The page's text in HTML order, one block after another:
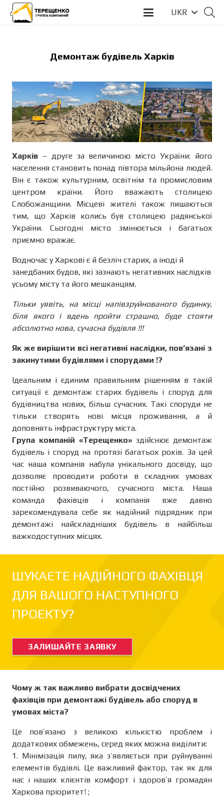
UKR
Демонтаж будівель Харків
Харків – друге за величиною місто України: його
населення становить понад півтора мільйона людей.
Він є також культурним, освітнім та промисловим
центром країни. Його вважають столицею
Слобожанщини. Місцеві жителі також пишаються
тим, що Харків колись був столицею радянської
України. Сьогодні місто змінюється і багатьох
приємно вражає.
Водночас у Харкові є й безліч старих, а іноді й
занедбаних будов, які зазнають негативних наслідків
усьому місту та його мешканцям.
Тільки уявіть, на місці напівзруйнованого будинку,
біля якого і вдень пройти страшно, буде стояти
абсолютно нова, сучасна будівля !!!
Як же вирішити всі негативні наслідки, пов’язані з
закинутими будівлями і спорудами !?
Ідеальним і єдиним правильним рішенням в такій
ситуації є демонтаж старих будівель і споруд для
будівництва нових, більш сучасних. Такі споруди не
тільки створять нові місця проживання, а й
доповнять інфраструктуру міста.
Група компаній «Терещенко» здійснює демонтаж
будівель і споруд на протязі багатьох років. За цей
час наша компанія набула унікального досвіду, що
дозволяє проводити роботи в складних умовах
постійно розвиваючого, сучасного міста. Наша
команда фахівців і компанія вже давно
зарекомендувала себе як надійний підрядник при
демонтажі найскладніших будівель в найбільш
важкодоступних місцях.
ШУКАЄТЕ НАДІЙНОГО ФАХІВЦЯ
ДЛЯ ВАШОГО НАСТУПНОГО
ПРОЕКТУ?
ЗАЛИШАЙТЕ ЗАЯВКУ
Чому ж так важливо вибрати досвідчених
фахівців при демонтажі будівель або споруд в
умовах міста?
Це пов’язано з великою кількістю проблем і
додаткових обмежень, серед яких можна виділити:
1. Мінімізація пилу, яка з’являється при руйнуванні
елементів будівлі. Це важливий фактор, так як для
нас і наших клієнтів комфорт і здоров’я громадян
Харкова пріоритет! ;